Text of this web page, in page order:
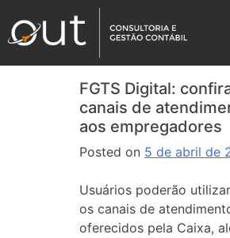
FGTS Digital:
canais de
aos empregadores
Posted on 5 de abril de
Usuários poderão
os canais de
oferecidos pela Caixa,